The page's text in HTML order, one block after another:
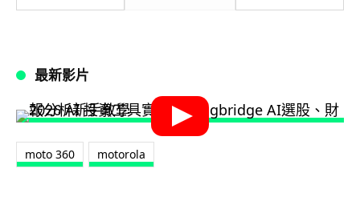
最新影片
moto 360 motorola